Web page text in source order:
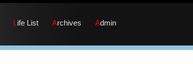
Life List Archives Admin